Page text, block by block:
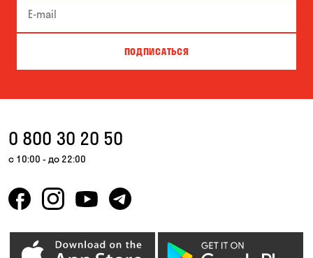
ПОДПИСАТЬСЯ
0 800 30 20 50
с 10:00 - до 22:00